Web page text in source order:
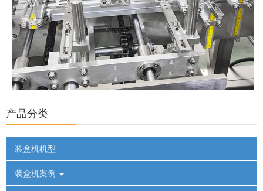
产品分类
装盒机机型
装盒机案例